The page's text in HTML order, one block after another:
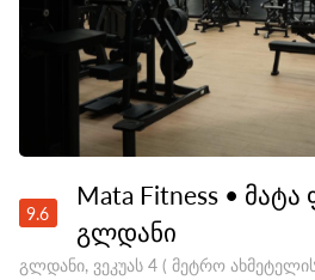
9.6
Mata Fitness • მატა
გლდანი
გლდანი, ვეკუას 4 ( მეტრო